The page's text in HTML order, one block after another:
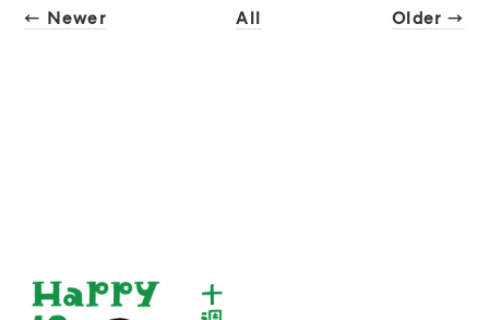
Older →
← Newer All